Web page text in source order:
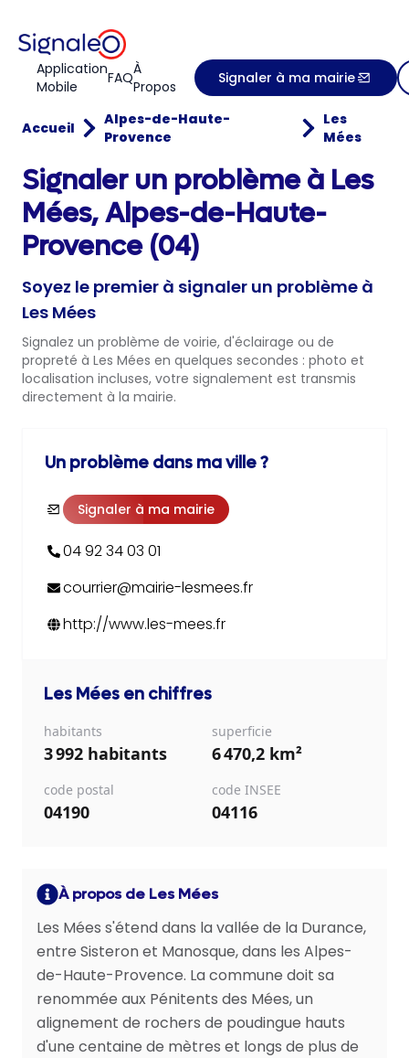
Application
Mobile
FAQÀ
Propos
Signaler à ma mairie
Accueil
Alpes-de-Haute-
Provence
Les
Mées
Signaler un problème à Les
Mées, Alpes-de-Haute-
Provence (04)
Soyez le premier à signaler un problème à
Les Mées
Signalez un problème de voirie, d'éclairage ou de
propreté à Les Mées en quelques secondes : photo et
localisation incluses, votre signalement est transmis
directement à la mairie.
Un problème dans ma ville ?
Signaler à ma mairie
04 92 34 03 01
courrier@mairie-lesmees.fr
http://www.les-mees.fr
Les Mées en chiffres
habitants
3 992 habitants
superficie
6 470,2 km²
code postal
04190
code INSEE
04116
À propos de Les Mées
Les Mées s'étend dans la vallée de la Durance,
entre Sisteron et Manosque, dans les Alpes-
de-Haute-Provence. La commune doit sa
renommée aux Pénitents des Mées, un
alignement de rochers de poudingue hauts
d'une centaine de mètres et longs de plus de